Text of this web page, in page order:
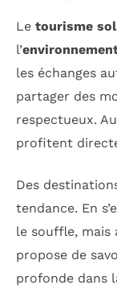
Le tourisme
l’
les échanges
partager des
respectueux.
profitent
Des
tendance. En
le souffle, mais
propose de
profonde dans